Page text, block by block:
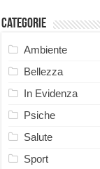
Categorie
Ambiente
Bellezza
In Evidenza
Psiche
Salute
Sport